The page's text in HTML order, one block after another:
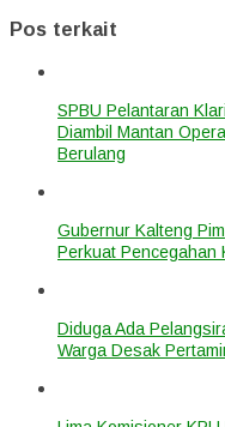
Pos terkait
SPBU Pelantaran
Diambil Mantan
Berulang
Gubernur Kalteng
Perkuat Pencegahan
Diduga Ada
Warga Desak